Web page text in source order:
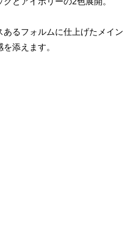
るフォルムに仕上げたメイン
添えます。